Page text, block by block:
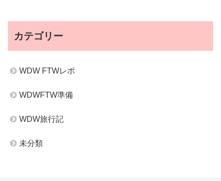
カテゴリー
WDW FTWレポ
WDWFTW準備
WDW旅行記
未分類